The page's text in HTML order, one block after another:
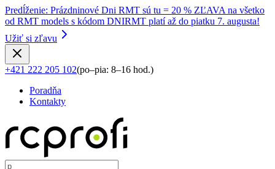
Predĺženie: Prázdninové Dni RMT sú tu = 20 % ZĽAVA na všetko
od RMT models s kódom DNIRMT platí až do piatku 7. augusta!
Užiť si zľavu
+421 222 205 102(po–pia: 8–16 hod.)
Poradňa
Kontakty